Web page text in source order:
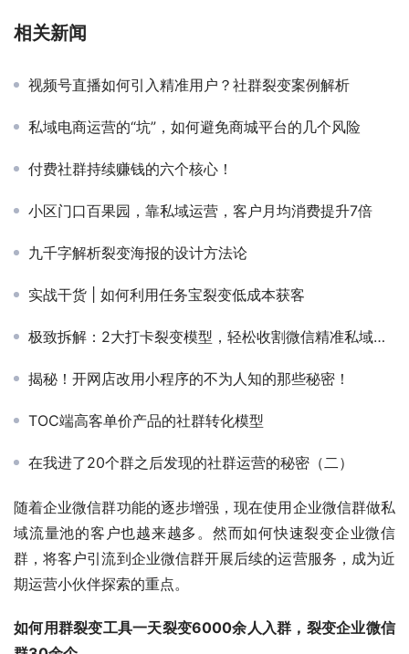
相关新闻
视频号直播如何引入精准用户？社群裂变案例解析
私域电商运营的“坑”，如何避免商城平台的几个风险
付费社群持续赚钱的六个核心！
小区门口百果园，靠私域运营，客户月均消费提升7倍
九千字解析裂变海报的设计方法论
实战干货 | 如何利用任务宝裂变低成本获客
极致拆解：2大打卡裂变模型，轻松收割微信精准私域流量
揭秘！开网店改用小程序的不为人知的那些秘密！
TOC端高客单价产品的社群转化模型
在我进了20个群之后发现的社群运营的秘密（二）
随着企业微信群功能的逐步增强，现在使用企业微信群做私
域流量池的客户也越来越多。然而如何快速裂变企业微信
群，将客户引流到企业微信群开展后续的运营服务，成为近
期运营小伙伴探索的重点。
如何用群裂变工具一天裂变6000余人入群，裂变企业微信